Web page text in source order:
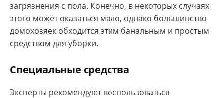
загрязнения с пола. Конечно, в некоторых случаях
этого может оказаться мало, однако большинство
домохозяек обходится этим банальным и простым
средством для уборки.
Специальные средства
Эксперты рекомендуют воспользоваться